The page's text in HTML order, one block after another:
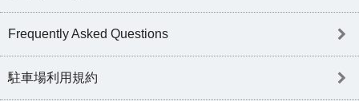
Frequently Asked Questions
駐車場利用規約